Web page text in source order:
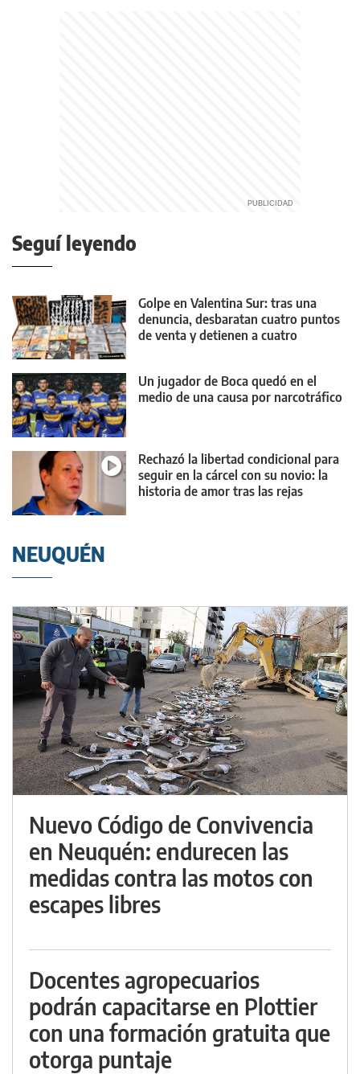
Seguí leyendo
Golpe en Valentina Sur: tras una
denuncia, desbaratan cuatro puntos
de venta y detienen a cuatro
Un jugador de Boca quedó en el
medio de una causa por narcotráfico
Rechazó la libertad condicional para
seguir en la cárcel con su novio: la
historia de amor tras las rejas
NEUQUÉN
Nuevo Código de Convivencia
en Neuquén: endurecen las
medidas contra las motos con
escapes libres
Docentes agropecuarios
podrán capacitarse en Plottier
con una formación gratuita que
otorga puntaje